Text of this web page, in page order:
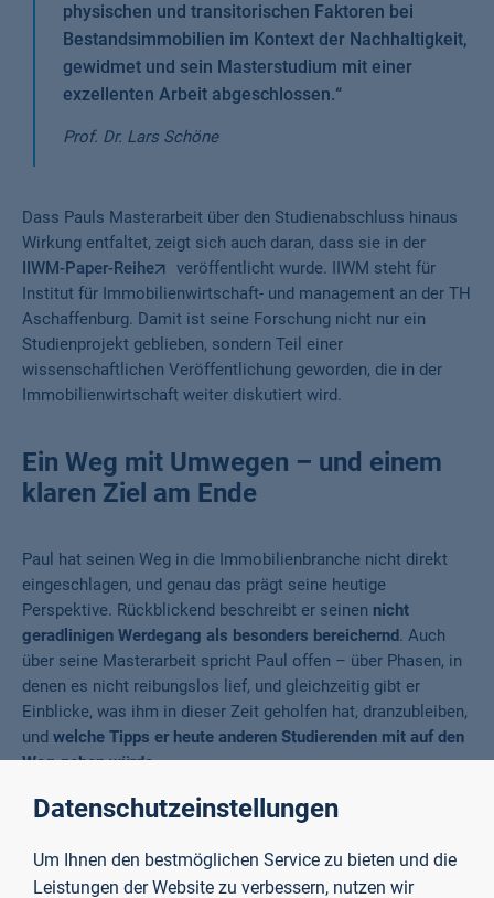
physischen und transitorischen Faktoren bei
Bestandsimmobilien im Kontext der Nachhaltigkeit,
gewidmet und sein Masterstudium mit einer
exzellenten Arbeit abgeschlossen.“
Prof. Dr. Lars Schöne
Dass Pauls Masterarbeit über den Studienabschluss hinaus
Wirkung entfaltet, zeigt sich auch daran, dass sie in der
IIWM-Paper-Reihe
veröffentlicht wurde. IIWM steht für
Institut für Immobilienwirtschaft- und management an der TH
Aschaffenburg. Damit ist seine Forschung nicht nur ein
Studienprojekt geblieben, sondern Teil einer
wissenschaftlichen Veröffentlichung geworden, die in der
Immobilienwirtschaft weiter diskutiert wird.
Ein Weg mit Umwegen – und einem
klaren Ziel am Ende
Paul hat seinen Weg in die Immobilienbranche nicht direkt
eingeschlagen, und genau das prägt seine heutige
Perspektive. Rückblickend beschreibt er seinen nicht
geradlinigen Werdegang als besonders bereichernd. Auch
über seine Masterarbeit spricht Paul offen – über Phasen, in
denen es nicht reibungslos lief, und gleichzeitig gibt er
Einblicke, was ihm in dieser Zeit geholfen hat, dranzubleiben,
und welche Tipps er heute anderen Studierenden mit auf den
Weg geben würde.
Im Interview berichtet er, wie es für ihn nach dem Abitur zunächst in
Datenschutzeinstellungen
Um Ihnen den bestmöglichen Service zu bieten und die
Leistungen der Website zu verbessern, nutzen wir